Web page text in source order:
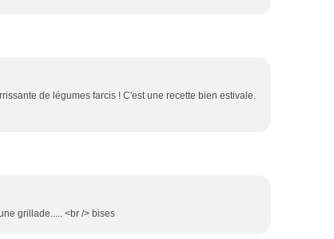
de légumes farcis ! C'est une recette bien estivale.
grillade..... <br /> bises